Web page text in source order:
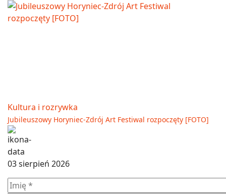
Kultura i rozrywka
Jubileuszowy Horyniec-Zdrój Art Festiwal rozpoczęty [FOTO]
03 sierpień 2026